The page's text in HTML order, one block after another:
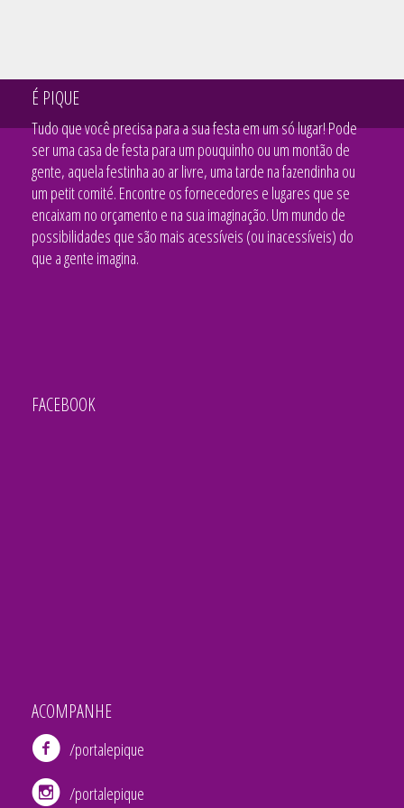
É PIQUE
Tudo que você precisa para a sua festa em um só lugar! Pode
ser uma casa de festa para um pouquinho ou um montão de
gente, aquela festinha ao ar livre, uma tarde na fazendinha ou
um petit comité. Encontre os fornecedores e lugares que se
encaixam no orçamento e na sua imaginação. Um mundo de
possibilidades que são mais acessíveis (ou inacessíveis) do
que a gente imagina.
FACEBOOK
ACOMPANHE
/portalepique
/portalepique